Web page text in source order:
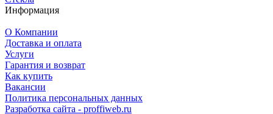
Информация
О Компании
Доставка и оплата
Услуги
Гарантия и возврат
Как купить
Вакансии
Политика персональных данных
Разработка сайта - proffiweb.ru